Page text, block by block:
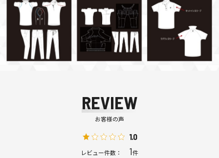
REVIEW
お客様の声
1.0
レビュー件数： 1件